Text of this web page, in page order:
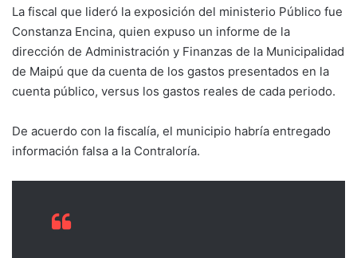
La fiscal que lideró la exposición del ministerio Público fue
Constanza Encina, quien expuso un informe de la
dirección de Administración y Finanzas de la Municipalidad
de Maipú que da cuenta de los gastos presentados en la
cuenta público, versus los gastos reales de cada periodo.
De acuerdo con la fiscalía, el municipio habría entregado
información falsa a la Contraloría.